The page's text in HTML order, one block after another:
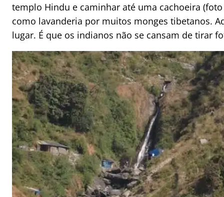
templo Hindu e caminhar até uma cachoeira
como lavanderia por muitos monges tibetanos.
lugar. É que os indianos não se cansam de tirar